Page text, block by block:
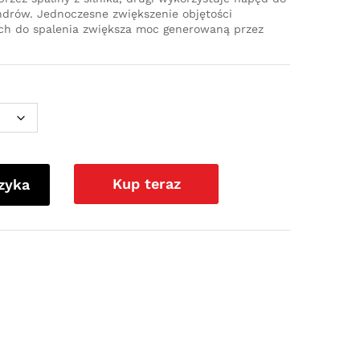
Jednoczesne zwiększenie objętości
do spalenia zwiększa moc generowaną przez
Kup teraz